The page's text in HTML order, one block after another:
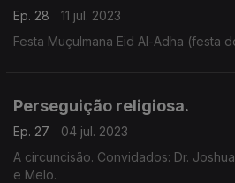
Ep. 28
11 jul. 2023
Festa Muçulmana Eid Al-Adha (festa
Perseguição religiosa.
Ep. 27
04 jul. 2023
A circuncisão. Convidados: Dr.
e Melo.